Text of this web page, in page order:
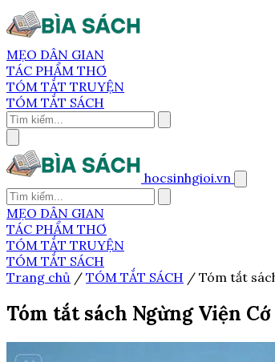
MẸO DÂN GIAN
TÁC PHẨM THƠ
TÓM TẮT TRUYỆN
TÓM TẮT SÁCH
hocsinhgioi.vn
MẸO DÂN GIAN
TÁC PHẨM THƠ
TÓM TẮT TRUYỆN
TÓM TẮT SÁCH
Trang chủ / TÓM TẮT SÁCH / Tóm tắt
Tóm tắt sách Ngừng Viện